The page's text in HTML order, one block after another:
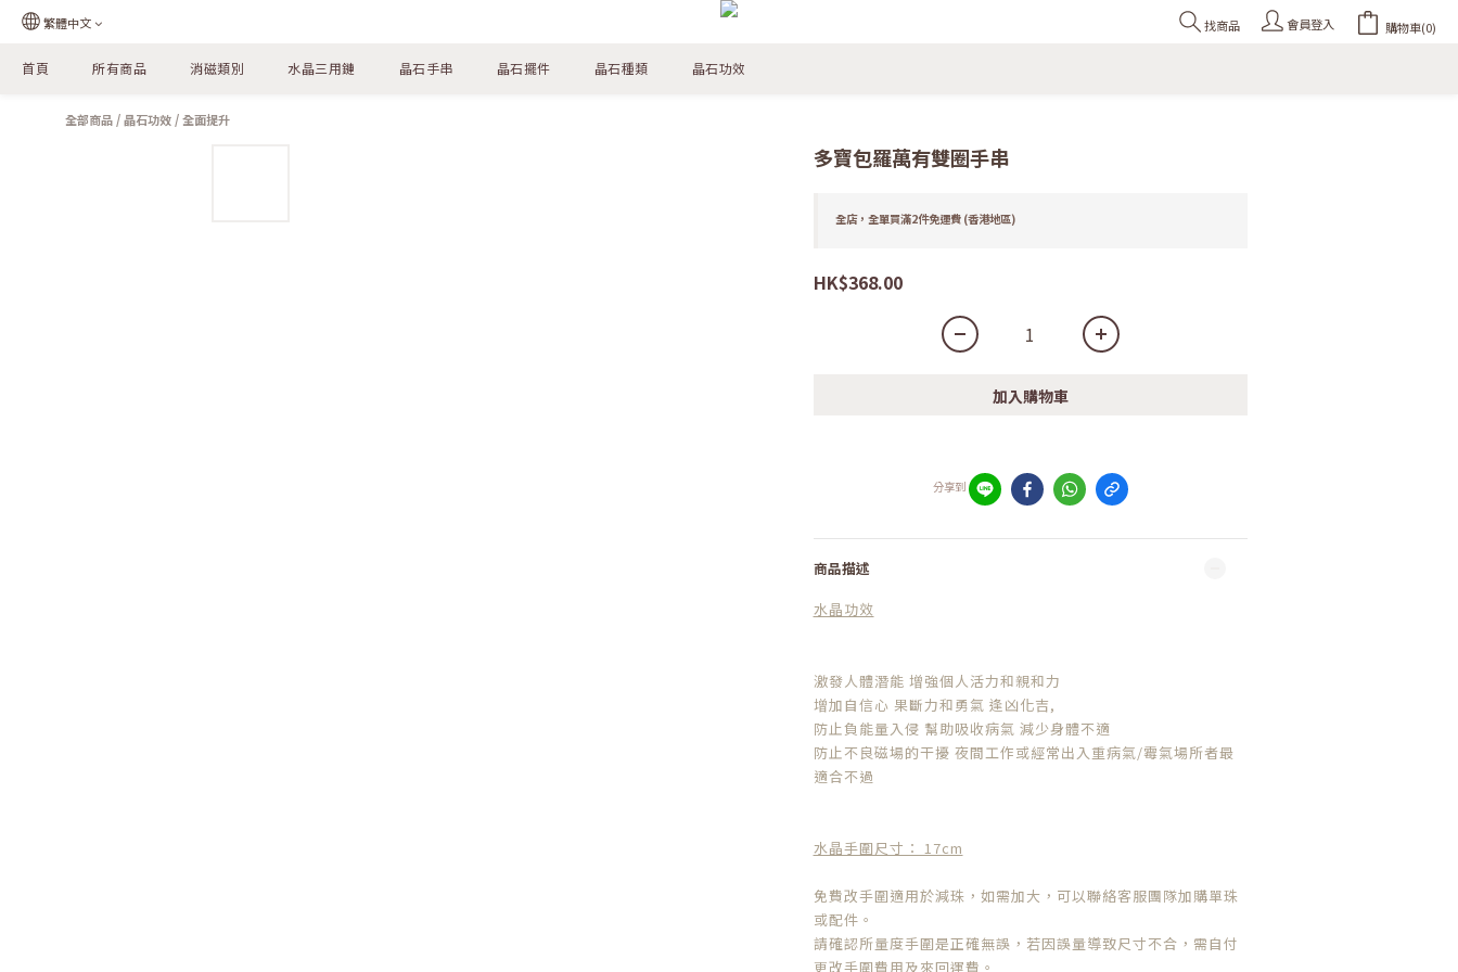
繁體中文 找商品 會員登入 購物車(0)
首頁 所有商品 消磁類別 水晶三用鏈 晶石手串 晶石擺件 晶石種類 晶石功效
全部商品 /晶石功效 /全面提升
多寶包羅萬有雙圈手串
全店，全單買滿2件免運費 (香港地區)
HK$368.00
加入購物車
分享到
商品描述
水晶功效
激發人體潛能 增強個人活力和親和力
增加自信心 果斷力和勇氣 逢凶化吉,
防止負能量入侵 幫助吸收病氣 減少身體不適
防止不良磁場的干擾 夜間工作或經常出入重病氣/霉氣場所者最
適合不過
水晶手圍尺寸： 17cm
免費改手圍適用於減珠，如需加大，可以聯絡客服團隊加購單珠
或配件。
請確認所量度手圍是正確無誤，若因誤量導致尺寸不合，需自付
更改手圍費用及來回運費。